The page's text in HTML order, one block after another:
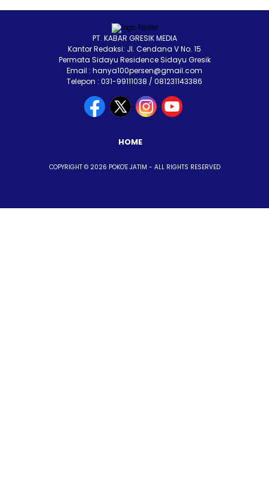
PT. KABAR GRESIK MEDIA
Kantor Redaksi: Jl. Cendana V No. 15
Permata Sidayu Residence Sidayu Gresik
Email : hanya100persen@gmail.com
Telepon : 031-99111038 / 081231143386
HOME
COPYRIGHT © 2026 POKO'E JATIM - ALL RIGHTS RESERVED